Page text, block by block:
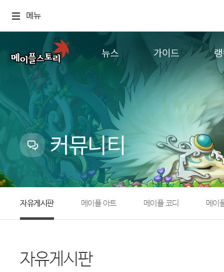
메뉴
뉴스
업데이트
이벤트
캐시샵 공지
메이플 알림판
with maple
가이드
추가정보
컨텐
커뮤니티
자유게시판 메이플 아트 메이플 코디 메이
자유게시판